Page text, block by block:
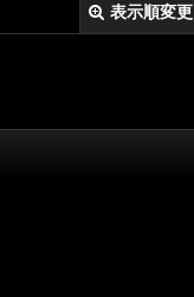
表示順変更